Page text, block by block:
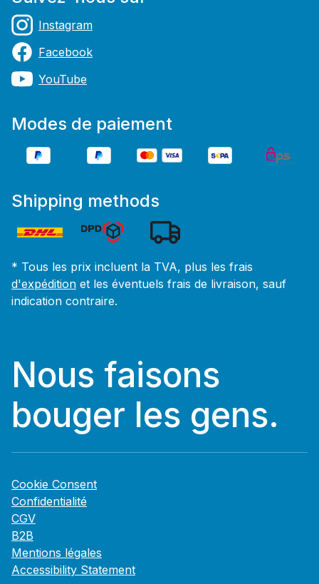
Instagram
Facebook
YouTube
Modes de paiement
Shipping methods
* Tous les prix incluent la TVA, plus les frais
d'expédition et les éventuels frais de livraison, sauf
indication contraire.
Nous faisons
bouger les gens.
Cookie Consent
Confidentialité
CGV
B2B
Mentions légales
Accessibility Statement